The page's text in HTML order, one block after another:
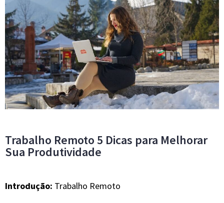
Trabalho Remoto 5 Dicas para Melhorar
Sua Produtividade
Introdução: Trabalho Remoto